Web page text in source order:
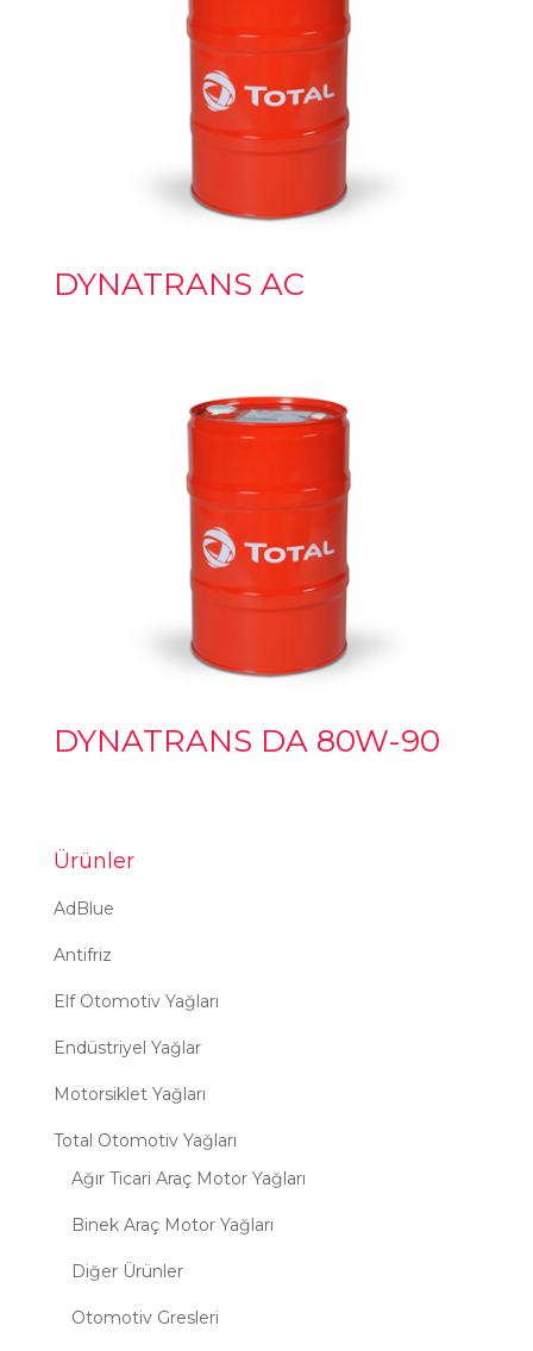
DYNATRANS AC
DYNATRANS DA 80W-90
Ürünler
AdBlue
Antifriz
Elf Otomotiv Yağları
Endüstriyel Yağlar
Motorsiklet Yağları
Total Otomotiv Yağları
Ağır Ticari Araç Motor Yağları
Binek Araç Motor Yağları
Diğer Ürünler
Otomotiv Gresleri